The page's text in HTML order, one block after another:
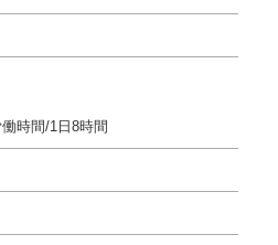
時間/1日8時間